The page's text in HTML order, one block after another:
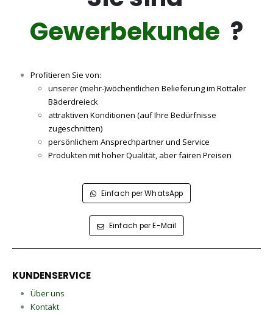
Gewerbekunde ?
Profitieren Sie von:
unserer (mehr-)wöchentlichen Belieferung im Rottaler
Bäderdreieck
attraktiven Konditionen (auf Ihre Bedürfnisse
zugeschnitten)
persönlichem Ansprechpartner und Service
Produkten mit hoher Qualität, aber fairen Preisen
Einfach per WhatsApp
Einfach per E-Mail
KUNDENSERVICE
Über uns
Kontakt